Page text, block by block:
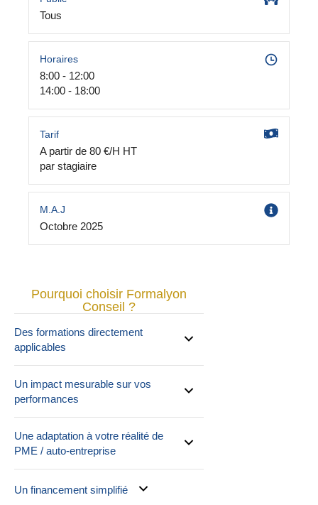
Tous
Horaires
8:00 - 12:00
14:00 - 18:00
Tarif
A partir de 80 €/H HT
par stagiaire
M.A.J
Octobre 2025
Pourquoi choisir Formalyon
Conseil ?
Des formations directement
applicables
Un impact mesurable sur vos
performances
Une adaptation à votre réalité de
PME / auto-entreprise
Un financement simplifié